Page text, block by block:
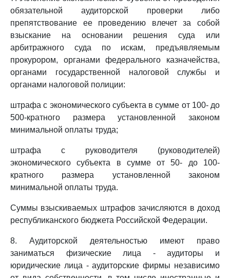
обязательной аудиторской проверки либо
препятствование ее проведению влечет за собой
взыскание на основании решения суда или
арбитражного суда по искам, предъявляемым
прокурором, органами федерального казначейства,
органами государственной налоговой службы и
органами налоговой полиции:
штрафа с экономического субъекта в сумме от 100- до
500-кратного размера установленной законом
минимальной оплаты труда;
штрафа с руководителя (руководителей)
экономического субъекта в сумме от 50- до 100-
кратного размера установленной законом
минимальной оплаты труда.
Суммы взыскиваемых штрафов зачисляются в доход
республиканского бюджета Российской Федерации.
8. Аудиторской деятельностью имеют право
заниматься физические лица - аудиторы и
юридические лица - аудиторские фирмы независимо